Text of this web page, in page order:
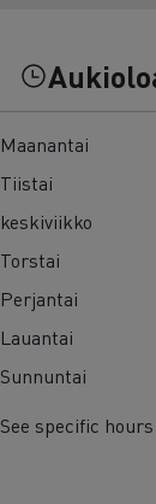
Maanantai
Tiistai
keskiviikko
Torstai
Perjantai
Lauantai
Sunnuntai
See specific